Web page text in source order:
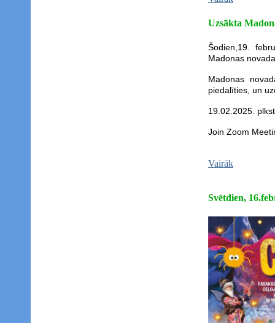
Uzsākta
Šodien,19.
Madonas
Madonas
piedalīties, un
19.02.2025.
Join Zoom
Vairāk
Svētdien,